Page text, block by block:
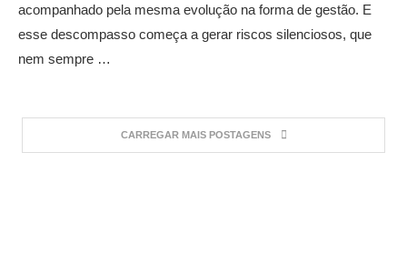
acompanhado pela mesma evolução na forma de gestão. E
esse descompasso começa a gerar riscos silenciosos, que
nem sempre …
CARREGAR MAIS POSTAGENS